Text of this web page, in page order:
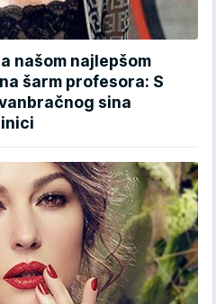
našom najlepšom
šarm profesora: S
sina